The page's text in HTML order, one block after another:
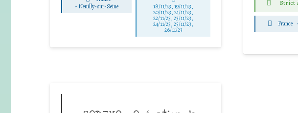
- Neuilly-sur-Seine 18/11/23, 19/11/23,
20/11/23, 21/11/23,
22/11/23, 23/11/23,
24/11/23, 25/11/23,
26/11/23
Strict
France -